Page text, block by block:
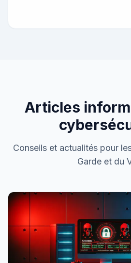
Articles
Conseils et actualités pour
Garde et du